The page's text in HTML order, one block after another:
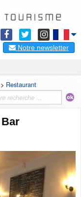
Notre newsletter
Restaurant